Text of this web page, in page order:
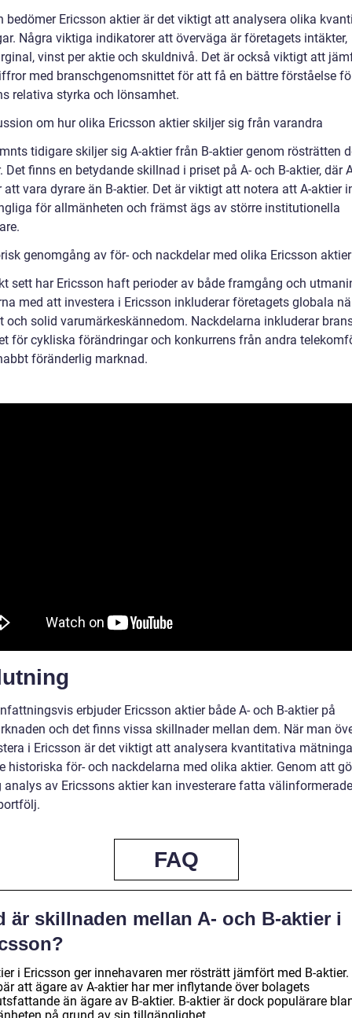
bedömer Ericsson aktier är det viktigt att analysera olika
Några viktiga indikatorer att överväga är företagets intäkter,
vinst per aktie och skuldnivå. Det är också viktigt att
med branschgenomsnittet för att få en bättre förståelse
relativa styrka och lönsamhet.
om hur olika Ericsson aktier skiljer sig från varandra
tidigare skiljer sig A-aktier från B-aktier genom rösträtten
Det finns en betydande skillnad i priset på A- och B-aktier, där
att vara dyrare än B-aktier. Det är viktigt att notera att A-aktier
för allmänheten och främst ägs av större institutionella
genomgång av för- och nackdelar med olika Ericsson aktier
sett har Ericsson haft perioder av både framgång och
med att investera i Ericsson inkluderar företagets globala
och solid varumärkeskännedom. Nackdelarna inkluderar
för cykliska förändringar och konkurrens från andra
föränderlig marknad.
erbjuder Ericsson aktier både A- och B-aktier på
och det finns vissa skillnader mellan dem. När man
i Ericsson är det viktigt att analysera kvantitativa
historiska för- och nackdelarna med olika aktier. Genom att
analys av Ericssons aktier kan investerare fatta
FAQ
är skillnaden mellan A- och B-aktier i
i Ericsson ger innehavaren mer rösträtt jämfört med B-aktier.
att ägare av A-aktier har mer inflytande över bolagets
än ägare av B-aktier. B-aktier är dock populärare